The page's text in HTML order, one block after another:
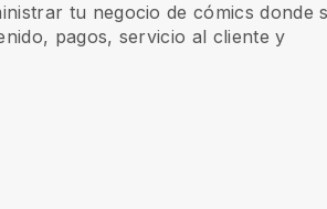
tu negocio de cómics donde
pagos, servicio al cliente y